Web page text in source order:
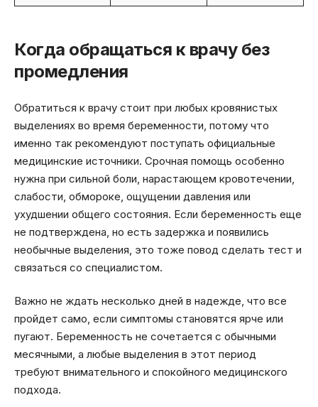
Когда обращаться к врачу без
промедления
Обратиться к врачу стоит при любых кровянистых
выделениях во время беременности, потому что
именно так рекомендуют поступать официальные
медицинские источники. Срочная помощь особенно
нужна при сильной боли, нарастающем кровотечении,
слабости, обмороке, ощущении давления или
ухудшении общего состояния. Если беременность еще
не подтверждена, но есть задержка и появились
необычные выделения, это тоже повод сделать тест и
связаться со специалистом.
Важно не ждать несколько дней в надежде, что все
пройдет само, если симптомы становятся ярче или
пугают. Беременность не сочетается с обычными
месячными, а любые выделения в этот период
требуют внимательного и спокойного медицинского
подхода.